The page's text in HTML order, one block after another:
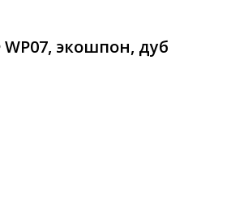
экошпон, дуб